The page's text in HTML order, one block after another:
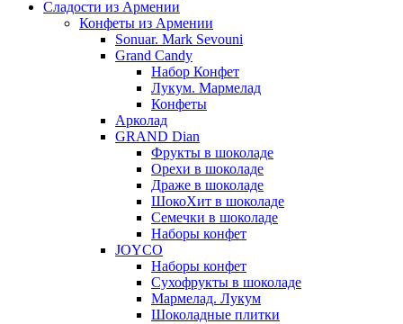
Сладости из Армении
Конфеты из Армении
Sonuar. Mark Sevouni
Grand Candy
Набор Конфет
Лукум. Мармелад
Конфеты
Арколад
GRAND Dian
Фрукты в шоколаде
Орехи в шоколаде
Драже в шоколаде
ШокоХит в шоколаде
Семечки в шоколаде
Наборы конфет
JOYCO
Наборы конфет
Сухофрукты в шоколаде
Мармелад. Лукум
Шоколадные плитки